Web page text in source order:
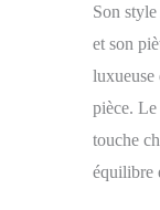
Son
et son
luxueuse
pièce. Le
touche
équilibre